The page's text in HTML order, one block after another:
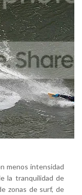
menos intensidad
la tranquilidad de
zonas de surf, de